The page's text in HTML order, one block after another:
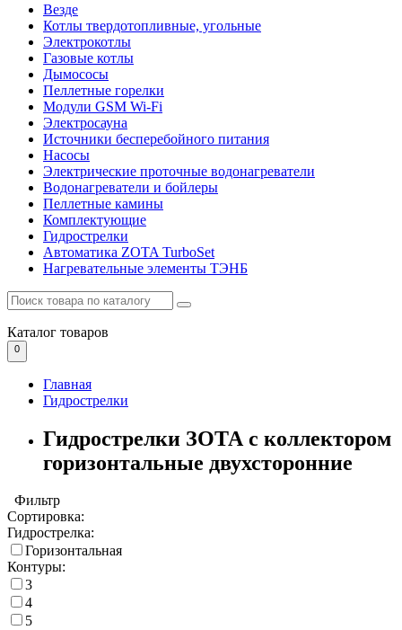
Везде
Котлы твердотопливные, угольные
Электрокотлы
Газовые котлы
Дымососы
Пеллетные горелки
Модули GSM Wi-Fi
Электросауна
Источники бесперебойного питания
Насосы
Электрические проточные водонагреватели
Водонагреватели и бойлеры
Пеллетные камины
Комплектующие
Гидрострелки
Автоматика ZOTA TurboSet
Нагревательные элементы ТЭНБ
Каталог товаров
0
Главная
Гидрострелки
Гидрострелки ЗОТА с коллектором
горизонтальные двухсторонние
Фильтр
Сортировка:
Гидрострелка:
Горизонтальная
Контуры:
3
4
5